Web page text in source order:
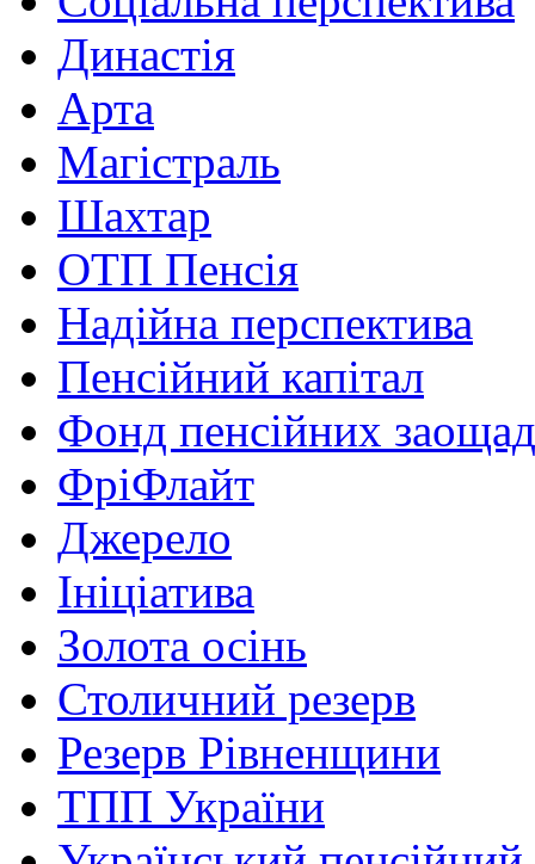
Династія
Арта
Магістраль
Шахтар
ОТП Пенсія
Надійна перспектива
Пенсійний капітал
Фонд пенсійних
ФріФлайт
Джерело
Ініціатива
Золота осінь
Столичний резерв
Резерв Рівненщини
ТПП України